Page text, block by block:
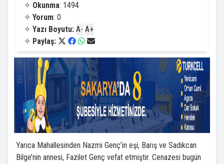
✧ Okunma: 1494
✧ Yorum: 0
✧ Yazı Boyutu: A- A+
✧ Paylaş:
Yarıca Mahallesinden Nazmi Genç’in eşi, Barış ve Sadıkcan
Bilge’nin annesi, Fazilet Genç vefat etmiştir. Cenazesi bugün